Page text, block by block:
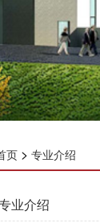
页> 专业介绍
业介绍